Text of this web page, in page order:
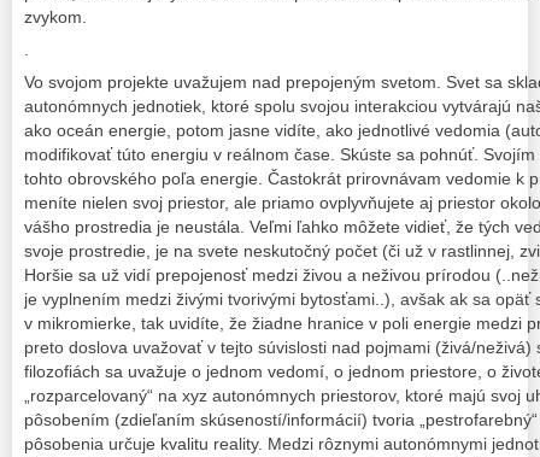
zvykom.
Vo svojom projekte uvažujem nad prepojeným svetom. Svet sa
autonómnych jednotiek, ktoré spolu svojou interakciou vytvárajú
ako oceán energie, potom jasne vidíte, ako jednotlivé vedomia
modifikovať túto energiu v reálnom čase. Skúste sa pohnúť.
tohto obrovského poľa energie. Častokrát prirovnávam vedomie k
meníte nielen svoj priestor, ale priamo ovplyvňujete aj priestor
vášho prostredia je neustála. Veľmi ľahko môžete vidieť, že tých
svoje prostredie, je na svete neskutočný počet (či už v rastlinnej,
Horšie sa už vidí prepojenosť medzi živou a neživou prírodou
je vyplnením medzi živými tvorivými bytosťami..), avšak ak sa opäť
v mikromierke, tak uvidíte, že žiadne hranice v poli energie medzi
preto doslova uvažovať v tejto súvislosti nad pojmami (živá/
filozofiách sa uvažuje o jednom vedomí, o jednom priestore, o
„rozparcelovaný“ na xyz autonómnych priestorov, ktoré majú svoj
pôsobením (zdieľaním skúseností/informácií) tvoria
pôsobenia určuje kvalitu reality. Medzi rôznymi autonómnymi